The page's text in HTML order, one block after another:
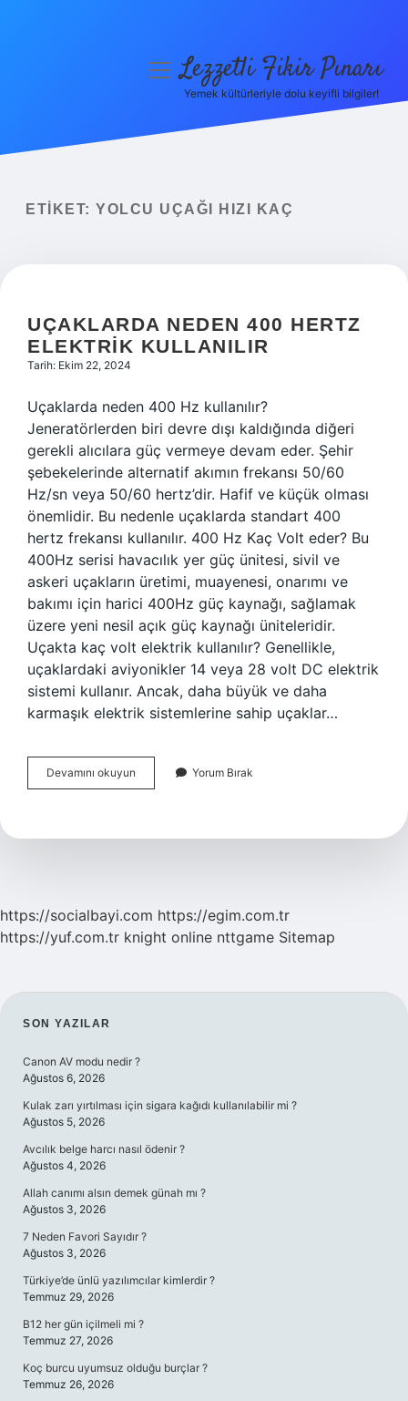
Yasal Uyarı
menüyüLezzetli Fikir Pınarı
Yemek kültürleriyle dolu keyifli bilgiler!
ETIKET: YOLCU UÇAĞI HIZI KAÇ
UÇAKLARDA NEDEN 400 HERTZ
ELEKTRIK KULLANILIR
Tarih: Ekim 22, 2024
Uçaklarda neden 400 Hz kullanılır?
Jeneratörlerden biri devre dışı kaldığında diğeri
gerekli alıcılara güç vermeye devam eder. Şehir
şebekelerinde alternatif akımın frekansı 50/60
Hz/sn veya 50/60 hertz’dir. Hafif ve küçük olması
önemlidir. Bu nedenle uçaklarda standart 400
hertz frekansı kullanılır. 400 Hz Kaç Volt eder? Bu
400Hz serisi havacılık yer güç ünitesi, sivil ve
askeri uçakların üretimi, muayenesi, onarımı ve
bakımı için harici 400Hz güç kaynağı, sağlamak
üzere yeni nesil açık güç kaynağı üniteleridir.
Uçakta kaç volt elektrik kullanılır? Genellikle,
uçaklardaki aviyonikler 14 veya 28 volt DC elektrik
sistemi kullanır. Ancak, daha büyük ve daha
karmaşık elektrik sistemlerine sahip uçaklar…
Devamını okuyun Uçaklarda
Neden
Elektrik
Yorum Bırak
https://socialbayi.com https://egim.com.tr
https://yuf.com.tr knight online nttgame Sitemap
SIDEBAR
SON YAZILAR
Canon AV modu nedir ?
Ağustos 6, 2026
Kulak zarı yırtılması için sigara kağıdı kullanılabilir mi ?
Ağustos 5, 2026
Avcılık belge harcı nasıl ödenir ?
Ağustos 4, 2026
Allah canımı alsın demek günah mı ?
Ağustos 3, 2026
7 Neden Favori Sayıdır ?
Ağustos 3, 2026
Türkiye’de ünlü yazılımcılar kimlerdir ?
Temmuz 29, 2026
B12 her gün içilmeli mi ?
Temmuz 27, 2026
Koç burcu uyumsuz olduğu burçlar ?
Temmuz 26, 2026